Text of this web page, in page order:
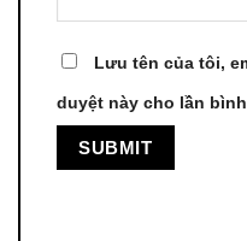
Lưu tên của tôi,
duyệt này cho lần